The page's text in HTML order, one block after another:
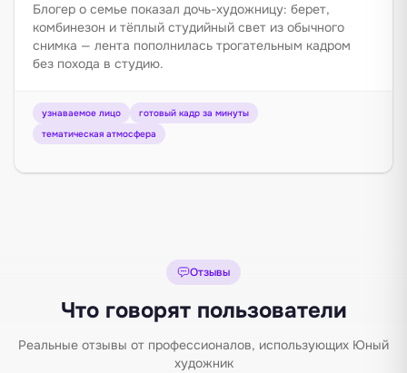
Блогер о семье показал дочь-художницу: берет,
комбинезон и тёплый студийный свет из обычного
снимка — лента пополнилась трогательным кадром
без похода в студию.
узнаваемое лицо
готовый кадр за минуты
тематическая атмосфера
Отзывы
Что говорят пользователи
Реальные отзывы от профессионалов, использующих Юный
художник